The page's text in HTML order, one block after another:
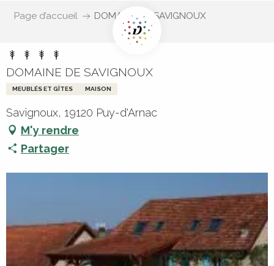
Page d’accueil DOMAINE DE SAVIGNOUX
DOMAINE DE SAVIGNOUX
MEUBLÉS ET GÎTES MAISON
Savignoux, 19120 Puy-d'Arnac
M'y rendre
Partager